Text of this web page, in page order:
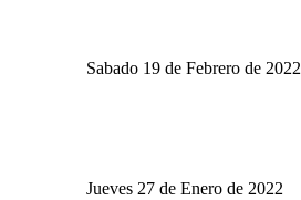
Sabado 19 de Febrero de 2022
Jueves 27 de Enero de 2022